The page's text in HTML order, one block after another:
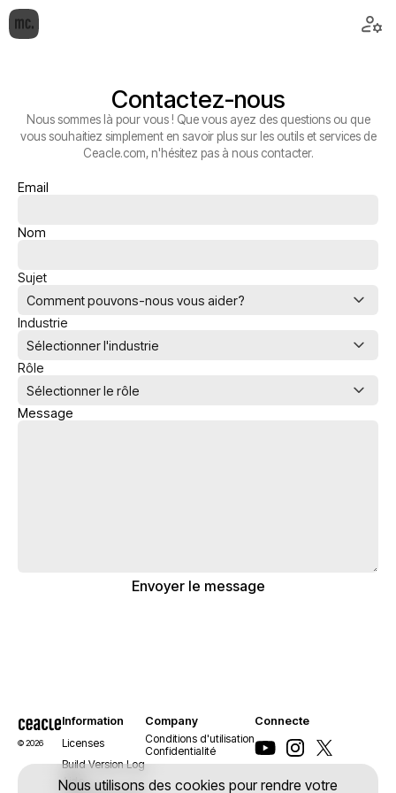
Nous utilisons des cookies pour rendre votre
Contactez-nous
Nous sommes là pour vous ! Que vous ayez des questions ou que
vous souhaitiez simplement en savoir plus sur les outils et services de
Ceacle.com, n'hésitez pas à nous contacter.
Email
Nom
Sujet
Comment pouvons-nous vous aider?
Industrie
Sélectionner l'industrie
Rôle
Sélectionner le rôle
Message
Envoyer le message
© 2026
Information
Licenses
Build Version Log
Aide
Company
Conditions d'utilisation
Confidentialité
Connecte